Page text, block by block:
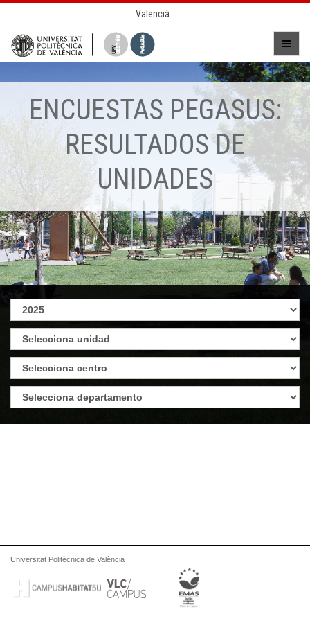
Valencià
ENCUESTAS PEGASUS:
RESULTADOS DE
UNIDADES
Universitat Politècnica de València